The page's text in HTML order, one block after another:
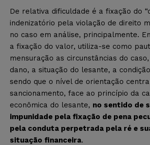
De relativa dificuldade é a fixação do
indenizatório pela violação de direito
no caso em análise, principalmente.
a fixação do valor, utiliza-se como
mensuração as circunstâncias do
dano, a situação do lesante, a
sendo que o nível de orientação
sancionamento, face ao princípio da
econômica do lesante, no sentido de
impunidade pela fixação de pena
pela conduta perpetrada pela ré e
situação financeira.